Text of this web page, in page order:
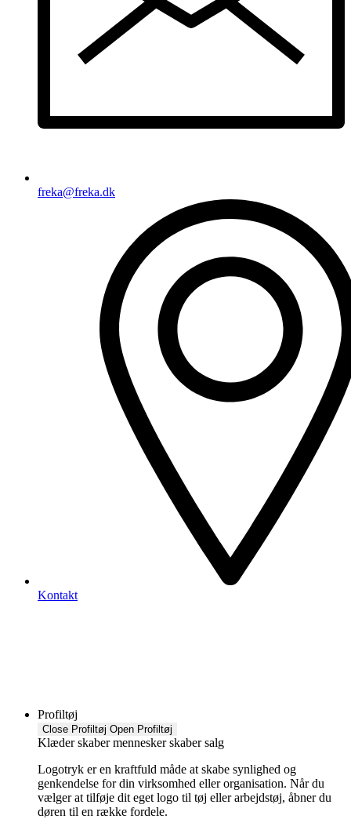
freka@freka.dk
Kontakt
Profiltøj
Close Profiltøj Open Profiltøj
Klæder skaber mennesker skaber salg
Logotryk er en kraftfuld måde at skabe synlighed og
genkendelse for din virksomhed eller organisation. Når du
vælger at tilføje dit eget logo til tøj eller arbejdstøj, åbner du
døren til en række fordele.